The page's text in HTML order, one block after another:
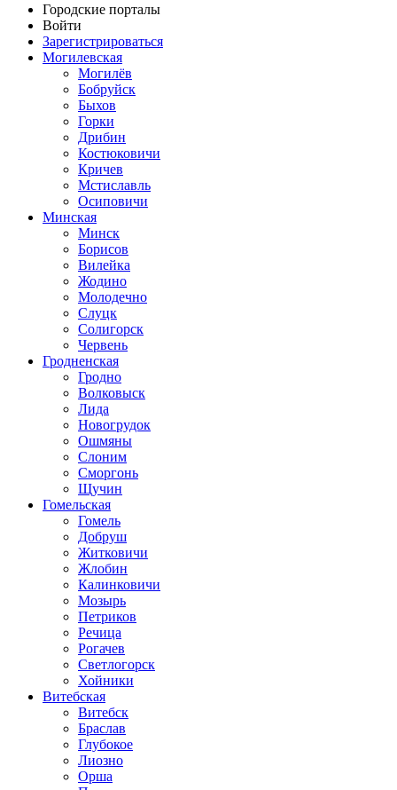
Городские порталы
Войти
Зарегистрироваться
Могилевская
Могилёв
Бобруйск
Быхов
Горки
Дрибин
Костюковичи
Кричев
Мстиславль
Осиповичи
Минская
Минск
Борисов
Вилейка
Жодино
Молодечно
Слуцк
Солигорск
Червень
Гродненская
Гродно
Волковыск
Лида
Новогрудок
Ошмяны
Слоним
Сморгонь
Щучин
Гомельская
Гомель
Добруш
Житковичи
Жлобин
Калинковичи
Мозырь
Петриков
Речица
Рогачев
Светлогорск
Хойники
Витебская
Витебск
Браслав
Глубокое
Лиозно
Орша